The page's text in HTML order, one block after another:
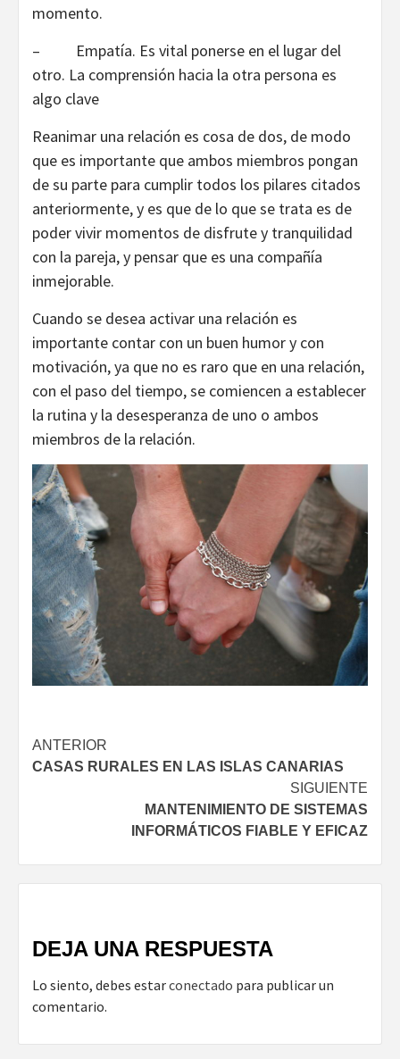
momento.
– Empatía. Es vital ponerse en el lugar del
otro. La comprensión hacia la otra persona es
algo clave
Reanimar una relación es cosa de dos, de modo
que es importante que ambos miembros pongan
de su parte para cumplir todos los pilares citados
anteriormente, y es que de lo que se trata es de
poder vivir momentos de disfrute y tranquilidad
con la pareja, y pensar que es una compañía
inmejorable.
Cuando se desea activar una relación es
importante contar con un buen humor y con
motivación, ya que no es raro que en una relación,
con el paso del tiempo, se comiencen a establecer
la rutina y la desesperanza de uno o ambos
miembros de la relación.
Navegación
de
ANTERIOR
CASAS RURALES EN LAS ISLAS CANARIAS
SIGUIENTE
MANTENIMIENTO DE SISTEMAS
INFORMÁTICOS FIABLE Y EFICAZ
DEJA UNA RESPUESTA
Lo siento, debes estarconectado para publicar un
comentario.